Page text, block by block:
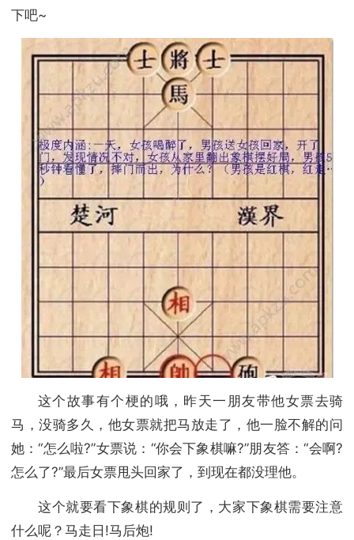
下吧~
这个故事有个梗的哦，昨天一朋友带他女票去骑
马，没骑多久，他女票就把马放走了，他一脸不解的问
她：“怎么啦?”女票说：“你会下象棋嘛?”朋友答：“会啊?
怎么了?”最后女票甩头回家了，到现在都没理他。
这个就要看下象棋的规则了，大家下象棋需要注意
什么呢？马走日!马后炮!